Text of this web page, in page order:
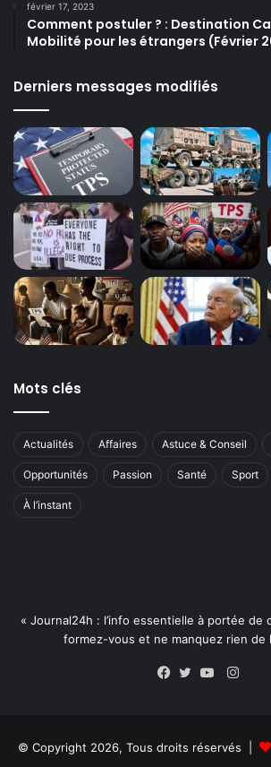
février 17, 2023
Comment postuler ? : Destination
Mobilité pour les étrangers (Février
Derniers messages modifiés
Mots clés
Actualités Affaires Astuce & Conseil
Opportunités Passion Santé Sport
À l’instant
« Journal24h : l’info essentielle à portée de
formez-vous et ne manquez rien de
© Copyright 2026, Tous droits réservés |